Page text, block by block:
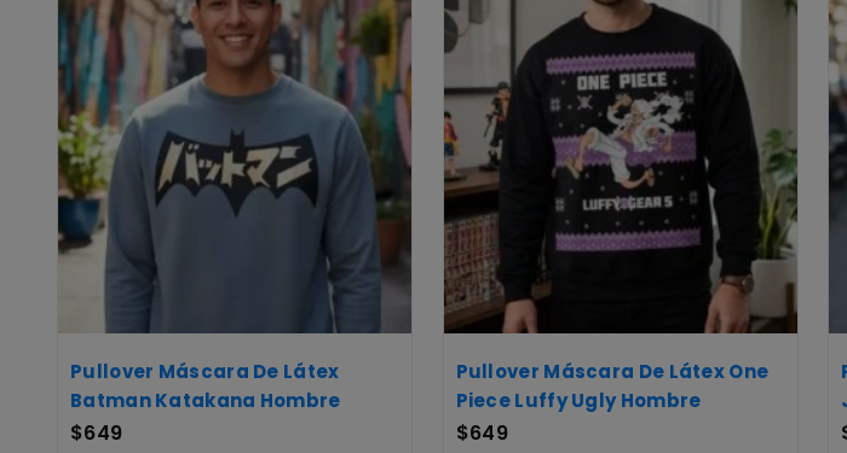
Pullover Máscara De Látex
Batman Katakana Hombre
$649
Pullover Máscara De Látex One
Piece Luffy Ugly Hombre
$649